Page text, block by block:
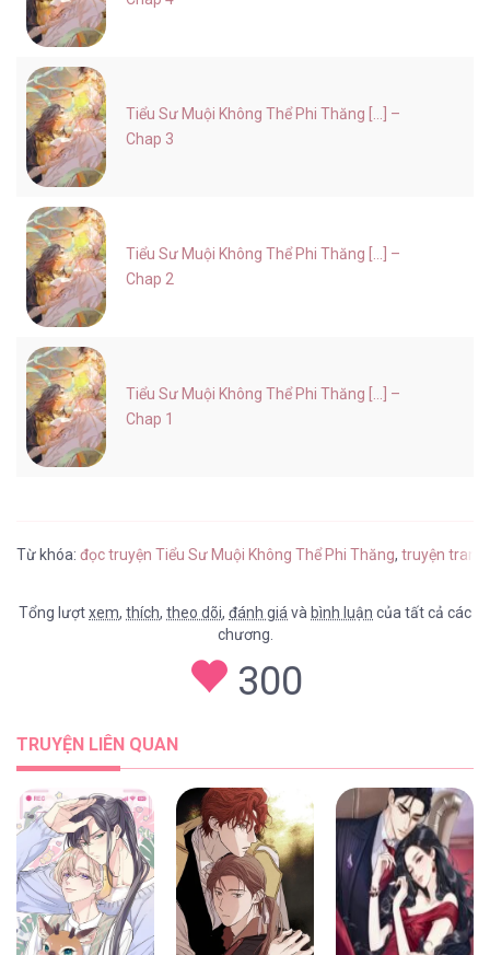
Tiểu Sư Muội Không Thể Phi Thăng [...] –
Chap 3
Tiểu Sư Muội Không Thể Phi Thăng [...] –
Chap 2
Tiểu Sư Muội Không Thể Phi Thăng [...] –
Chap 1
Từ khóa: đọc truyện Tiểu Sư Muội Không Thể Phi Thăng, truyện tranh
Tổng lượtxem, thích, theo dõi, đánh giá và bình luận của tất cả các
chương.
300
TRUYỆN LIÊN QUAN